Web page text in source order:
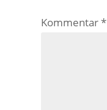
Kommentar*